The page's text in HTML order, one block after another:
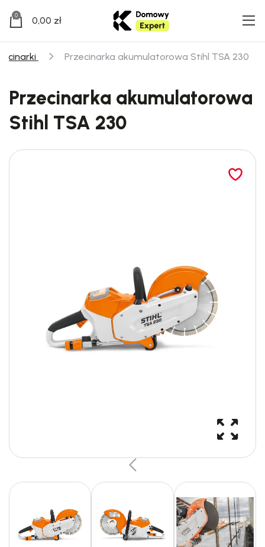
0 0,00 zł
Przecinarka akumulatorowa Stihl TSA 230
Przecinarka akumulatorowa
Stihl TSA 230